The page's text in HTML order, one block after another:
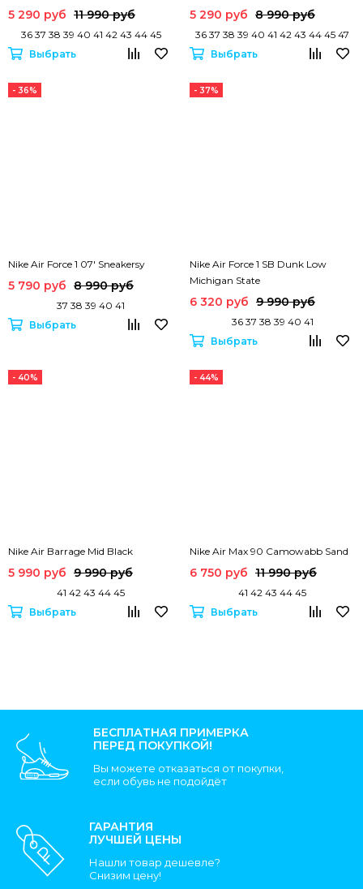
5 290 руб 11 990 руб
36 37 38 39 40 41 42 43 44 45
Выбрать
5 290 руб 8 990 руб
36 37 38 39 40 41 42 43 44 45 47
Выбрать
- 36%
Nike Air Force 1 07' Sneakersy
5 790 руб 8 990 руб
37 38 39 40 41
Выбрать
- 37%
Nike Air Force 1 SB Dunk Low
Michigan State
6 320 руб 9 990 руб
36 37 38 39 40 41
Выбрать
- 40%
Nike Air Barrage Mid Black
5 990 руб 9 990 руб
41 42 43 44 45
Выбрать
- 44%
Nike Air Max 90 Camowabb Sand
6 750 руб 11 990 руб
41 42 43 44 45
Выбрать
БЕСПЛАТНАЯ ПРИМЕРКА
ПЕРЕД ПОКУПКОЙ!
Вы можете отказаться от покупки,
если обувь не подойдёт
ГАРАНТИЯ
ЛУЧШЕЙ ЦЕНЫ
Нашли товар дешевле?
Снизим цену!